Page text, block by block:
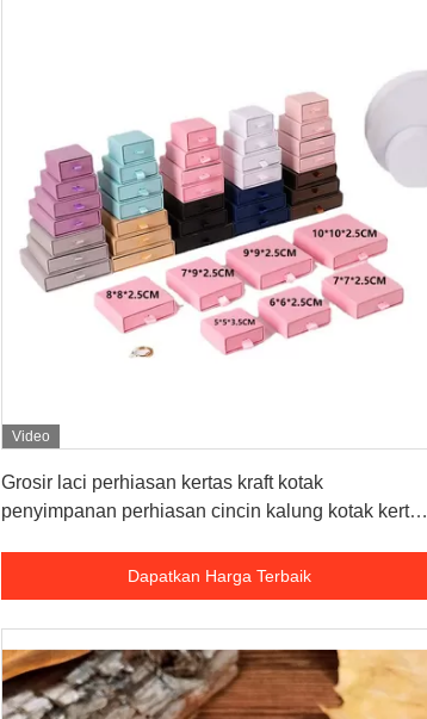
Video
Grosir laci perhiasan kertas kraft kotak
penyimpanan perhiasan cincin kalung kotak kertas
Dapatkan Harga Terbaik